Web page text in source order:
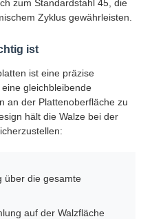
zum Standardstahl 45, die
Zyklus gewährleisten.
ist
ist eine präzise
gleichbleibende
an der Plattenoberfläche zu
hält die Walze bei der
über die gesamte
auf der Walzfläche